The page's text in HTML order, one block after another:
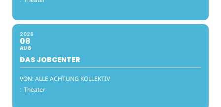
2026
08
AUG
DAS JOBCENTER
VON: ALLE ACHTUNG KOLLEKTIV
: Theater